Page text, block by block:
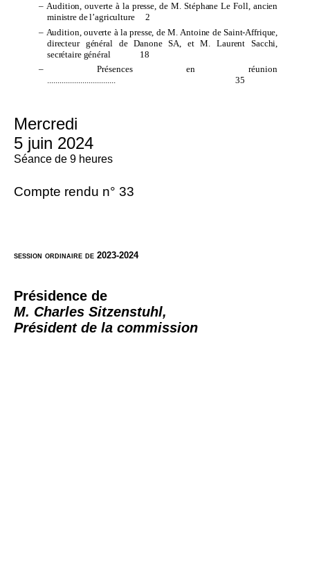
–Audition, ouverte à la presse, de M. Stéphane Le Foll, ancien
ministre de l’agriculture
2
– Audition, ouverte à la presse, de M. Antoine de Saint-Affrique,
directeur général de Danone SA, et M.
Laurent Sacchi,
secrétaire général 18
– Présences en réunion
35
Mercredi
5 juin 2024
Séance de 9 heures
Compte rendu n° 33
session ordinaire de 2023-2024
Présidence de
M. Charles Sitzenstuhl,
Président de la commission